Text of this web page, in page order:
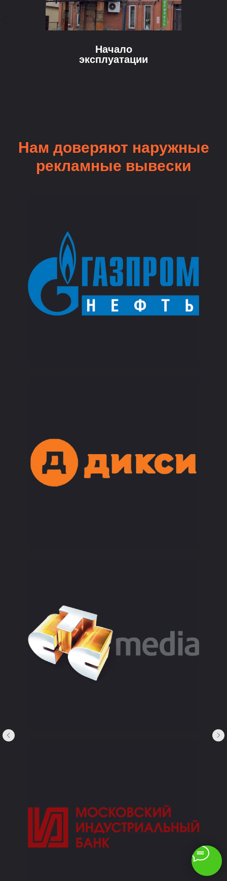
Начало
эксплуатации
Нам доверяют наружные
рекламные вывески